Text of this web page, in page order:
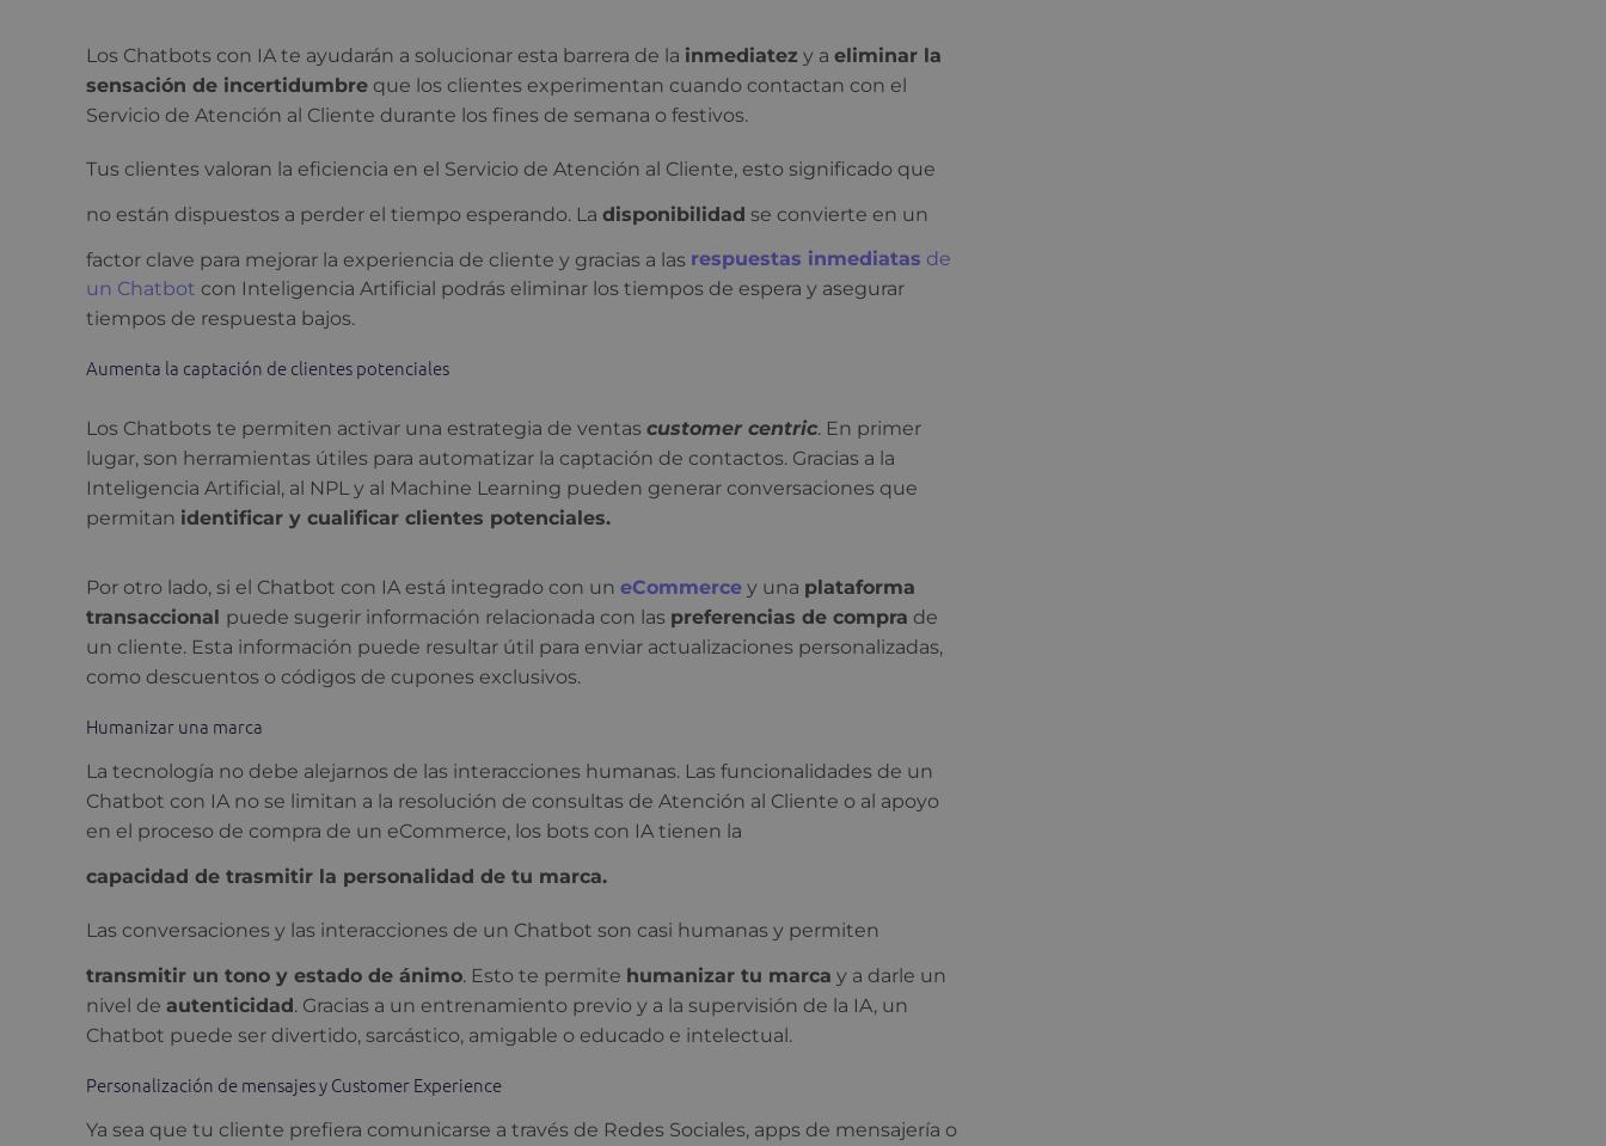
Los Chatbots con IA te ayudarán a solucionar esta barrera de la inmediatez y a eliminar la
sensación de incertidumbre que los clientes experimentan cuando contactan con el
Servicio de Atención al Cliente durante los fines de semana o festivos.
Tus clientes valoran la eficiencia en el Servicio de Atención al Cliente, esto significado que
no están dispuestos a perder el tiempo esperando. La disponibilidad se convierte en un
factor clave para mejorar la experiencia de cliente y gracias a las respuestas inmediatas de
un Chatbot con Inteligencia Artificial podrás eliminar los tiempos de espera y asegurar
tiempos de respuesta bajos.
Aumenta la captación de clientes potenciales
Los Chatbots te permiten activar una estrategia de ventas customer centric. En primer
lugar, son herramientas útiles para automatizar la captación de contactos. Gracias a la
Inteligencia Artificial, al NPL y al Machine Learning pueden generar conversaciones que
permitan identificar y cualificar clientes potenciales.
Por otro lado, si el Chatbot con IA está integrado con un eCommerce y una plataforma
transaccional puede sugerir información relacionada con las preferencias de compra de
un cliente. Esta información puede resultar útil para enviar actualizaciones personalizadas,
como descuentos o códigos de cupones exclusivos.
Humanizar una marca
La tecnología no debe alejarnos de las interacciones humanas. Las funcionalidades de un
Chatbot con IA no se limitan a la resolución de consultas de Atención al Cliente o al apoyo
en el proceso de compra de un eCommerce, los bots con IA tienen la
capacidad de trasmitir la personalidad de tu marca.
Las conversaciones y las interacciones de un Chatbot son casi humanas y permiten
transmitir un tono y estado de ánimo. Esto te permite humanizar tu marca y a darle un
nivel de autenticidad. Gracias a un entrenamiento previo y a la supervisión de la IA, un
Chatbot puede ser divertido, sarcástico, amigable o educado e intelectual.
Personalización de mensajes y Customer Experience
Ya sea que tu cliente prefiera comunicarse a través de Redes Sociales, apps de mensajería o